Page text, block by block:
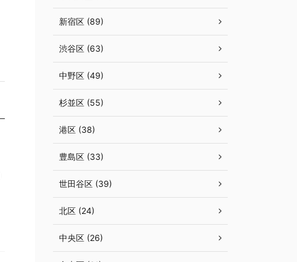
新宿区 (89)
渋谷区 (63)
中野区 (49)
杉並区 (55)
港区 (38)
豊島区 (33)
世田谷区 (39)
北区 (24)
中央区 (26)